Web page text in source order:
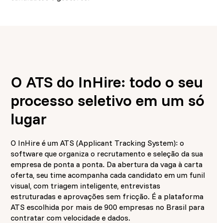
O ATS do InHire: todo o seu
processo seletivo em um só
lugar
O InHire é um ATS (Applicant Tracking System): o
software que organiza o recrutamento e seleção da sua
empresa de ponta a ponta. Da abertura da vaga à carta
oferta, seu time acompanha cada candidato em um funil
visual, com triagem inteligente, entrevistas
estruturadas e aprovações sem fricção. É a plataforma
ATS escolhida por mais de 900 empresas no Brasil para
contratar com velocidade e dados.